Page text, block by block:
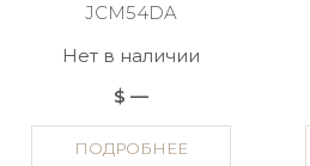
JCM54DA
Нет в наличии
$ —
ПОДРОБНЕЕ